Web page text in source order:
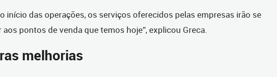
início das operações, os serviços oferecidos pelas empresas irão se
aos pontos de venda que temos hoje”, explicou Greca.
melhorias